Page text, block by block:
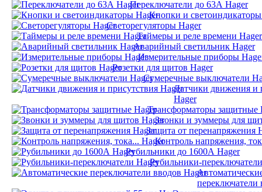
Переключатели до 63А Hager
Кнопки и
Светорегуляторы Hager
Таймеры и реле времени Hager
Аварийный светильник Hager
Измерительные приборы
Розетки для щитов Hager
Сумеречные выключатели
Датчики движения и
Hager
Трансформаторы защитные
Звонки и зуммеры для
Защита от перенапряжения
Контроль напряжения,
Рубильники до 1600А Hager
Рубильники-
переключатели